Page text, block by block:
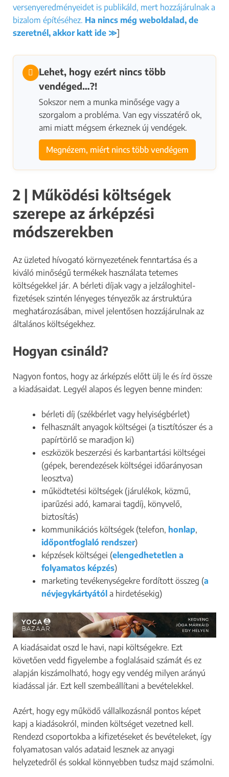
versenyeredményeidet is publikáld, mert hozzájárulnak a
bizalom építéséhez. Ha nincs még weboldalad, de
szeretnél, akkor katt ide ≫]
Lehet, hogy ezért nincs több
vendéged…?!
Sokszor nem a munka minősége vagy a
szorgalom a probléma. Van egy visszatérő ok,
ami miatt mégsem érkeznek új vendégek.
Megnézem, miért nincs több vendégem
2 | Működési költségek
szerepe az árképzési
módszerekben
Az üzleted hívogató környezetének fenntartása és a
kiváló minőségű termékek használata tetemes
költségekkel jár. A bérleti díjak vagy a jelzáloghitel-
fizetések szintén lényeges tényezők az árstruktúra
meghatározásában, mivel jelentősen hozzájárulnak az
általános költségekhez.
Hogyan csináld?
Nagyon fontos, hogy az árképzés előtt ülj le és írd össze
a kiadásaidat. Legyél alapos és legyen benne minden:
bérleti díj (székbérlet vagy helyiségbérlet)
felhasznált anyagok költségei (a tisztítószer és a
papírtörlő se maradjon ki)
eszközök beszerzési és karbantartási költségei
(gépek, berendezések költségei időarányosan
leosztva)
működtetési költségek (járulékok, közmű,
iparűzési adó, kamarai tagdíj, könyvelő,
biztosítás)
kommunikációs költségek (telefon, honlap,
időpontfoglaló rendszer)
képzések költségei (elengedhetetlen a
folyamatos képzés)
marketing tevékenységekre fordított összeg (a
névjegykártyától a hirdetésekig)
A kiadásaidat oszd le havi, napi költségekre. Ezt
követően vedd figyelembe a foglalásaid számát és ez
alapján kiszámolható, hogy egy vendég milyen arányú
kiadással jár. Ezt kell szembeállítani a bevételekkel.
Azért, hogy egy működő vállalkozásnál pontos képet
kapj a kiadásokról, minden költséget vezetned kell.
Rendezd csoportokba a kifizetéseket és bevételeket, így
folyamatosan valós adataid lesznek az anyagi
helyzetedről és sokkal könnyebben tudsz majd számolni.